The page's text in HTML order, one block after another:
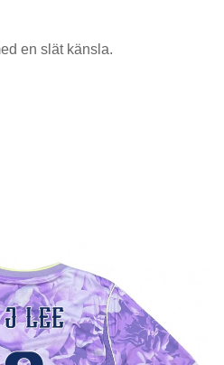
en slät känsla.